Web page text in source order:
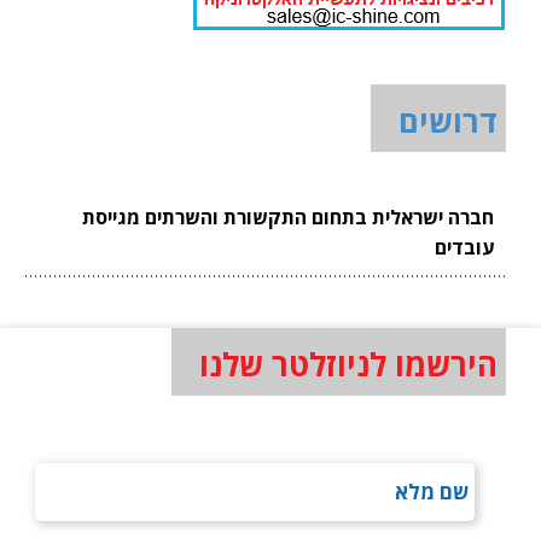
דרושים
חברה ישראלית בתחום התקשורת והשרתים מגייסת
עובדים
הירשמו לניוזלטר שלנו